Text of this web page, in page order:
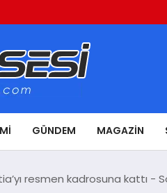
GÜNDEM MAGAZIN
resmen kadrosuna kattı -